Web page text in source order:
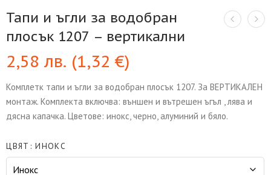
Тапи и ъгли за водобран
плосък 1207 – вертикални
2,58лв. (1,32€)
Комплетк тапи и ъгли за водобран плосък 1207. За ВЕРТИКАЛЕН
монтаж. Комплекта включва: външен и вътрешен ъгъл , лява и
дясна капачка. Цветове: инокс, черно, алуминий и бяло.
ЦВЯТ ИНОКС